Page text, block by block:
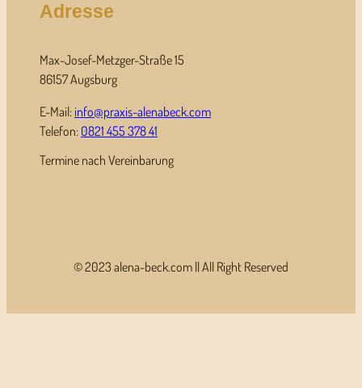
Adresse
Max-Josef-Metzger-Straße 15
86157 Augsburg
E-Mail: info@praxis-alenabeck.com
Telefon: 0821 455 378 41
Termine nach Vereinbarung
© 2023 alena-beck.com || All Right Reserved